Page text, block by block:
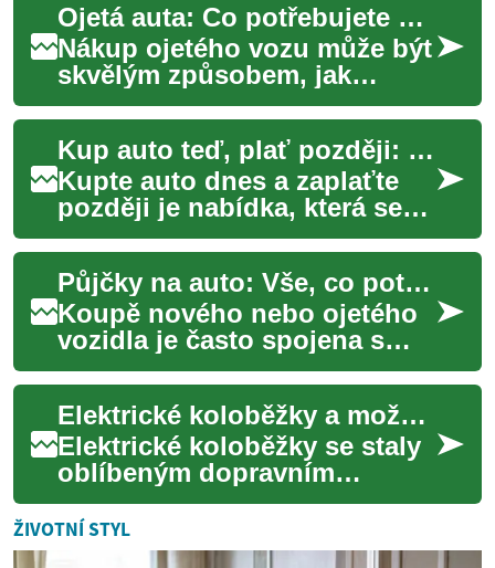
Ojetá auta: Co potřebujete vědět před nákupem
Nákup ojetého vozu může být
skvělým způsobem, jak
ušetřit peníze při pořizování
automobilu. Přesto je důležité
postup...
Kup auto teď, plať později: možnosti financování vozidla
Kupte auto dnes a zaplaťte
později je nabídka, která se
ve světě financí a prodejců
automobilů objevuje čím dál
častě...
Půjčky na auto: Vše, co potřebujete vědět
Koupě nového nebo ojetého
vozidla je často spojena s
potřebou financování. Půjčky
na auto jsou populární
způsob, jak ...
Elektrické koloběžky a možnosti jejich financování: Co potřebujete vědět
Elektrické koloběžky se staly
oblíbeným dopravním
prostředkem v městských
oblastech po celém světě.
Nabízejí ekologic...
ŽIVOTNÍ STYL